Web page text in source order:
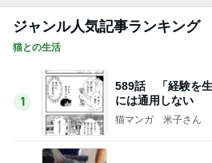
ジャンル人気記事ランキング
猫との生活
1
589話 「経験を生
には通用しない
猫マンガ 米子さん